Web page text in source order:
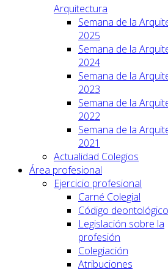
Arquitectura
Semana de la
2025
Semana de la
2024
Semana de la
2023
Semana de la
2022
Semana de la
2021
Actualidad Colegios
Área profesional
Ejercicio profesional
Carné Colegial
Código deontológico
Legislación sobre la
profesión
Colegiación
Atribuciones